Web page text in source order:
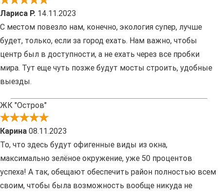
Лариса Р. 14.11.2023
С местом повезло нам, конечно, экология супер, лучше
будет, только, если за город ехать. Нам важно, чтобы
центр был в доступности, а не ехать через все пробки
мира. Тут еще чуть позже будут мосты строить, удобные
выезды.
ЖК "Остров"
Карина 08.11.2023
То, что здесь будут офигенные виды из окна,
максимально зелёное окружение, уже 50 процентов
успеха! А так, обещают обеспечить район полностью всем
своим, чтобы была возможность вообще никуда не